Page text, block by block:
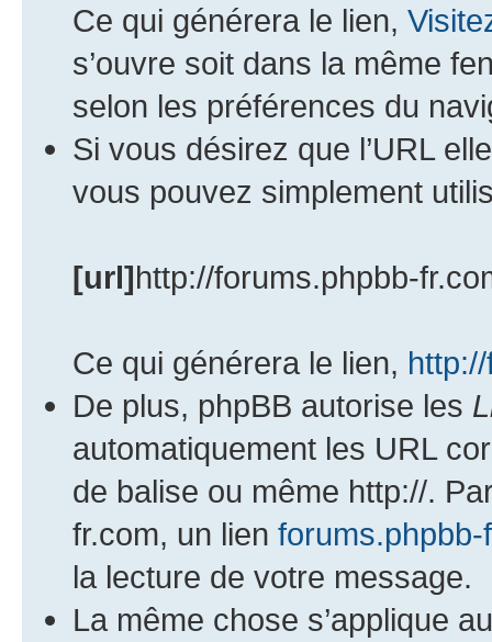
Ce qui générera le lien,
s’ouvre soit dans la même
selon les préférences du
Si vous désirez que l’URL
vous pouvez simplement
[url]http://forums.phpbb-
Ce qui générera le lien,
De plus, phpBB autorise les
automatiquement les URL
de balise ou même http://.
fr.com, un lien forums.phpbb-
la lecture de votre message.
La même chose s’applique